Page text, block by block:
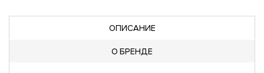
ОПИСАНИЕ
О БРЕНДЕ